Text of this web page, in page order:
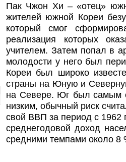
Пак Чжон Хи – «отец»
жителей южной Кореи
который смог
реализация которых
учителем. Затем попал в
молодости у него был
Кореи был широко
страны на Юную и
на Севере. Юг был самым
низким, обычный риск
свой ВВП за период с 1962
среднегодовой доход
средними темпами около 8